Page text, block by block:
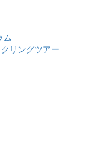
ム
リングツアー